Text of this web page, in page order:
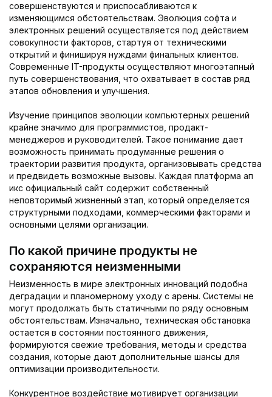
совершенствуются и приспосабливаются к
изменяющимся обстоятельствам. Эволюция софта и
электронных решений осуществляется под действием
совокупности факторов, стартуя от техническими
открытий и финишируя нуждами финальных клиентов.
Современные IT-продукты осуществляют многоэтапный
путь совершенствования, что охватывает в состав ряд
этапов обновления и улучшения.
Изучение принципов эволюции компьютерных решений
крайне значимо для программистов, продакт-
менеджеров и руководителей. Такое понимание дает
возможность принимать продуманные решения о
траектории развития продукта, организовывать средства
и предвидеть возможные вызовы. Каждая платформа ап
икс официальный сайт содержит собственный
неповторимый жизненный этап, который определяется
структурными подходами, коммерческими факторами и
основными целями организации.
По какой причине продукты не
сохраняются неизменными
Неизменность в мире электронных инноваций подобна
деградации и планомерному уходу с арены. Системы не
могут продолжать быть статичными по ряду основным
обстоятельствам. Изначально, техническая обстановка
остается в состоянии постоянного движения,
формируются свежие требования, методы и средства
создания, которые дают дополнительные шансы для
оптимизации производительности.
Конкурентное воздействие мотивирует организации